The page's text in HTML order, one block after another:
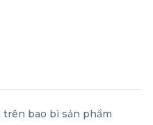
bao bì sản phẩm